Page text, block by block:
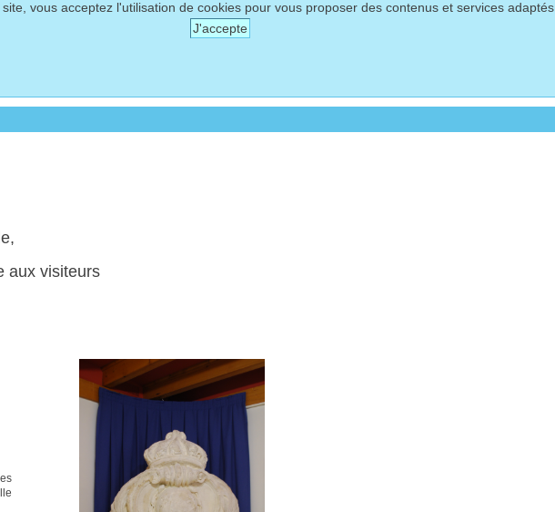
vous acceptez l'utilisation de cookies pour vous proposer des contenus et services adaptés.
J'accepte
aux visiteurs